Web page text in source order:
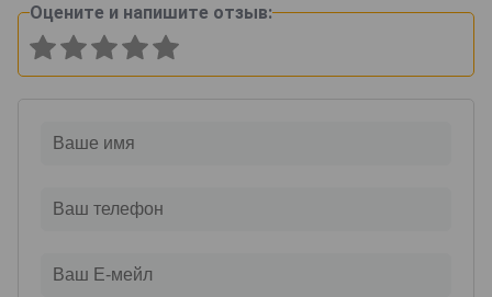
Оцените и напишите отзыв: